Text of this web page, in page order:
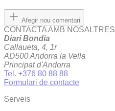
Afegir nou comentari
CONTACTA AMB NOSALTRES
Diari Bondia
Callaueta, 4, 1r
AD500 Andorra la Vella
Principat d'Andorra
Tel. +376 80 88 88
Formulari de contacte
Serveis